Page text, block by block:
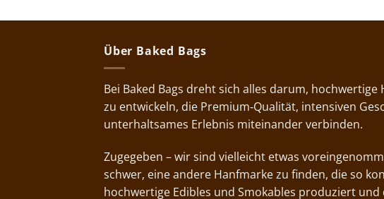
Über Baked Bags
Bei Baked Bags dreht sich alles darum,
zu entwickeln, die Premium‑Qualität, intensiven
unterhaltsames Erlebnis miteinander verbinden.
Zugegeben – wir sind vielleicht etwas
schwer, eine andere Hanfmarke zu finden, die so
hochwertige Edibles und Smokables produziert und